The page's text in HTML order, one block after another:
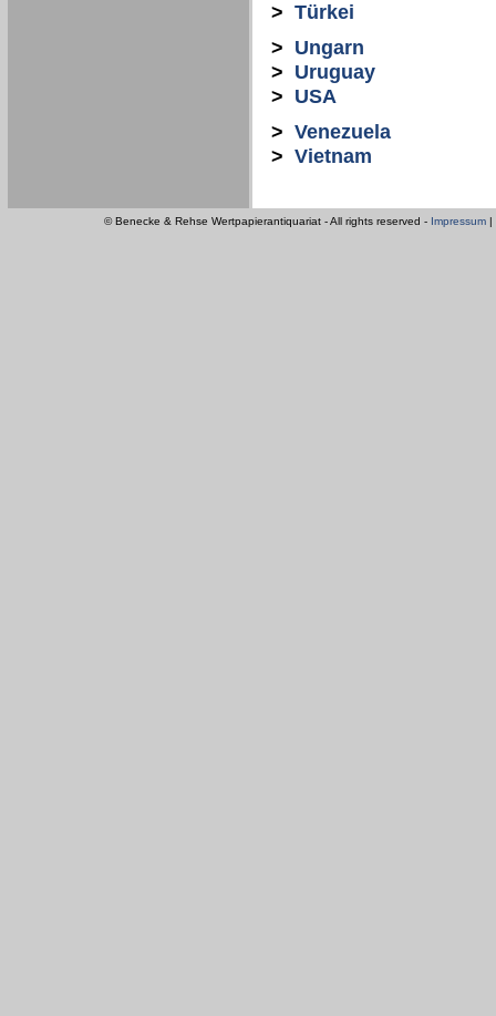
> Türkei
> Ungarn
> Uruguay
> USA
> Venezuela
> Vietnam
© Benecke & Rehse Wertpapierantiquariat - All rights reserved - Impressum |